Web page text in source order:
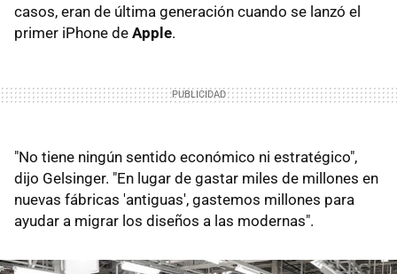
casos, eran de última generación cuando se lanzó el
primer iPhone de Apple.
"No tiene ningún sentido económico ni estratégico",
dijo Gelsinger. "En lugar de gastar miles de millones en
nuevas fábricas 'antiguas', gastemos millones para
ayudar a migrar los diseños a las modernas".